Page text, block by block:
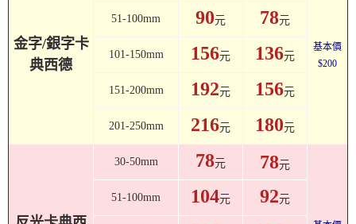
金字/銀字卡
典西德
基本價
$200
51-100mm 90元 78元
101-150mm 156元 136元
151-200mm 192元 156元
201-250mm 216元 180元
30-50mm 78元 78元
51-100mm 104元 92元